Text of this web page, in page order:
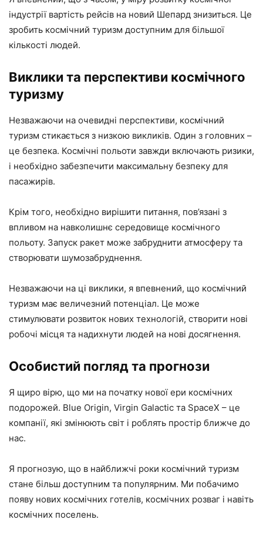
індустрії вартість рейсів на новий Шепард знизиться. Це
зробить космічний туризм доступним для більшої
кількості людей.
Виклики та перспективи космічного
туризму
Незважаючи на очевидні перспективи, космічний
туризм стикається з низкою викликів. Один з головних –
це безпека. Космічні польоти завжди включають ризики,
і необхідно забезпечити максимальну безпеку для
пасажирів.
Крім того, необхідно вирішити питання, пов’язані з
впливом на навколишнє середовище космічного
польоту. Запуск ракет може забруднити атмосферу та
створювати шумозабруднення.
Незважаючи на ці виклики, я впевнений, що космічний
туризм має величезний потенціал. Це може
стимулювати розвиток нових технологій, створити нові
робочі місця та надихнути людей на нові досягнення.
Особистий погляд та прогнози
Я щиро вірю, що ми на початку нової ери космічних
подорожей. Blue Origin, Virgin Galactic та SpaceX – це
компанії, які змінюють світ і роблять простір ближче до
нас.
Я прогнозую, що в найближчі роки космічний туризм
стане більш доступним та популярним. Ми побачимо
появу нових космічних готелів, космічних розваг і навіть
космічних поселень.